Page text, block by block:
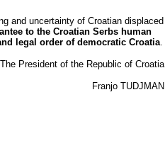
and uncertainty of Croatian displaced
to the Croatian Serbs human
legal order of democratic Croatia.
The President of the Republic of Croatia
Franjo TUDJMAN